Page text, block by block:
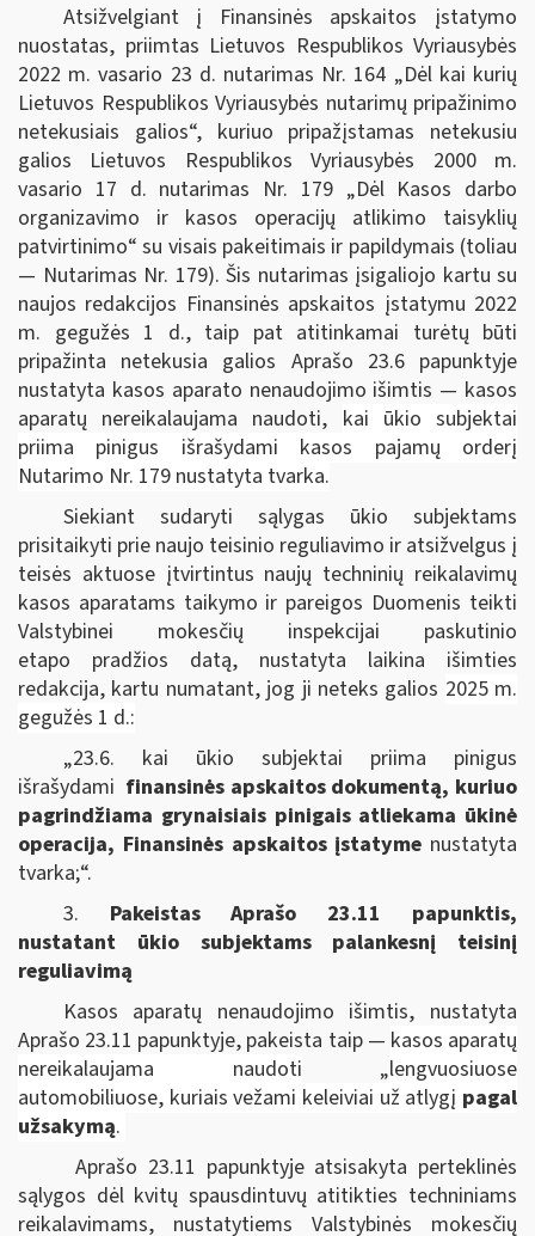
Atsižvelgiant į Finansinės apskaitos įstatymo
nuostatas, priimtas Lietuvos Respublikos Vyriausybės
2022 m. vasario 23 d. nutarimas Nr. 164 „Dėl kai kurių
Lietuvos Respublikos Vyriausybės nutarimų pripažinimo
netekusiais galios“, kuriuo pripažįstamas netekusiu
galios Lietuvos Respublikos Vyriausybės 2000 m.
vasario 17 d. nutarimas Nr. 179 „Dėl Kasos darbo
organizavimo ir kasos operacijų atlikimo taisyklių
patvirtinimo“ su visais pakeitimais ir papildymais (toliau
— Nutarimas Nr. 179). Šis nutarimas įsigaliojo kartu su
naujos redakcijos Finansinės apskaitos įstatymu 2022
m. gegužės 1 d., taip pat atitinkamai turėtų būti
pripažinta netekusia galios Aprašo 23.6 papunktyje
nustatyta kasos aparato nenaudojimo išimtis — kasos
aparatų nereikalaujama naudoti, kai ūkio subjektai
priima pinigus išrašydami kasos pajamų orderį
Nutarimo Nr. 179 nustatyta tvarka.
Siekiant sudaryti sąlygas ūkio subjektams
prisitaikyti prie naujo teisinio reguliavimo ir atsižvelgus į
teisės aktuose įtvirtintus naujų techninių reikalavimų
kasos aparatams taikymo ir pareigos Duomenis teikti
Valstybinei mokesčių inspekcijai paskutinio
etapo pradžios datą, nustatyta laikina išimties
redakcija, kartu numatant, jog ji neteks galios 2025 m.
gegužės 1 d.:
„23.6. kai ūkio subjektai priima pinigus
išrašydami finansinės apskaitos dokumentą, kuriuo
pagrindžiama grynaisiais pinigais atliekama ūkinė
operacija, Finansinės apskaitos įstatyme nustatyta
tvarka;“.
3. Pakeistas Aprašo 23.11 papunktis,
nustatant ūkio subjektams palankesnį teisinį
reguliavimą
Kasos aparatų nenaudojimo išimtis, nustatyta
Aprašo 23.11 papunktyje, pakeista taip — kasos aparatų
nereikalaujama naudoti „lengvuosiuose
automobiliuose, kuriais vežami keleiviai už atlygį pagal
užsakymą.
Aprašo 23.11 papunktyje atsisakyta perteklinės
sąlygos dėl kvitų spausdintuvų atitikties techniniams
reikalavimams, nustatytiems Valstybinės mokesčių